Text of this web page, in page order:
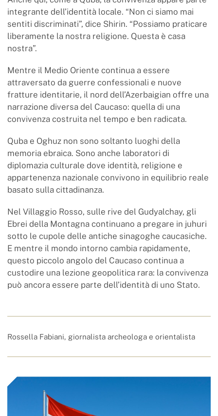
integrante dell’identità locale. “Non ci siamo mai
sentiti discriminati”, dice Shirin. “Possiamo praticare
liberamente la nostra religione. Questa è casa
nostra”.
Mentre il Medio Oriente continua a essere
attraversato da guerre confessionali e nuove
fratture identitarie, il nord dell’Azerbaigian offre una
narrazione diversa del Caucaso: quella di una
convivenza costruita nel tempo e ben radicata.
Quba e Oghuz non sono soltanto luoghi della
memoria ebraica. Sono anche laboratori di
diplomazia culturale dove identità, religione e
appartenenza nazionale convivono in equilibrio reale
basato sulla cittadinanza.
Nel Villaggio Rosso, sulle rive del Gudyalchay, gli
Ebrei della Montagna continuano a pregare in juhuri
sotto le cupole delle antiche sinagoghe caucasiche.
E mentre il mondo intorno cambia rapidamente,
questo piccolo angolo del Caucaso continua a
custodire una lezione geopolitica rara: la convivenza
può ancora essere parte dell’identità di uno Stato.
Rossella Fabiani, giornalista archeologa e orientalista